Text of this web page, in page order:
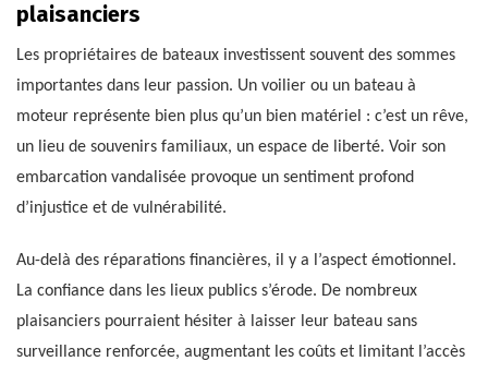
plaisanciers
Les propriétaires de bateaux investissent souvent des sommes
importantes dans leur passion. Un voilier ou un bateau à
moteur représente bien plus qu’un bien matériel : c’est un rêve,
un lieu de souvenirs familiaux, un espace de liberté. Voir son
embarcation vandalisée provoque un sentiment profond
d’injustice et de vulnérabilité.
Au-delà des réparations financières, il y a l’aspect émotionnel.
La confiance dans les lieux publics s’érode. De nombreux
plaisanciers pourraient hésiter à laisser leur bateau sans
surveillance renforcée, augmentant les coûts et limitant l’accès